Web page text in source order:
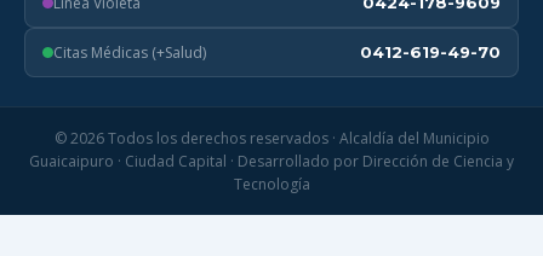
Citas Médicas (+Salud) 0412-619-49-70
© 2026 Todos los derechos reservados · Alcaldía del Municipio
Guaicaipuro · Ciudad Capital · Desarrollado por Dirección de Ciencia y
Tecnología